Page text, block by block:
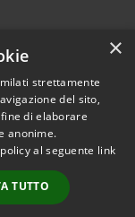
© 2026 • Comune di
•
Accesso
redazione
×
strettamente
del sito,
di elaborare
anonime.
al seguente link
TUTTO